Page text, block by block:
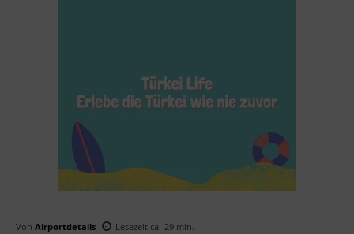
Von Airportdetails Lesezeit ca. 29 min.